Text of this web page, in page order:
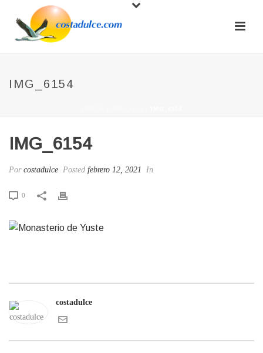
IMG_6154
IMG_6154
Por costadulce Posted febrero 12, 2021 In
0
costadulce